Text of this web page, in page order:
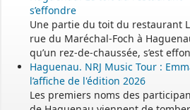
s’effondre
Une partie du toit du restaurant
rue du Maréchal-Foch à
qu’un rez-de-chaussée, s’est
Haguenau. NRJ Music Tour :
l’affiche de l'édition 2026
Les premiers noms des